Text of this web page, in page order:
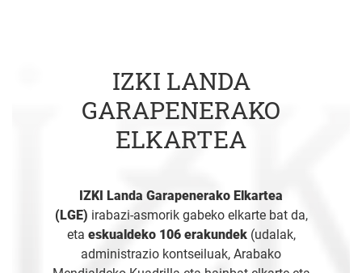
IZKI LANDA
GARAPENERAKO
ELKARTEA
IZKI Landa Garapenerako Elkartea
(LGE) irabazi-asmorik gabeko elkarte bat da,
eta eskualdeko 106 erakundek(udalak,
administrazio kontseiluak, Arabako